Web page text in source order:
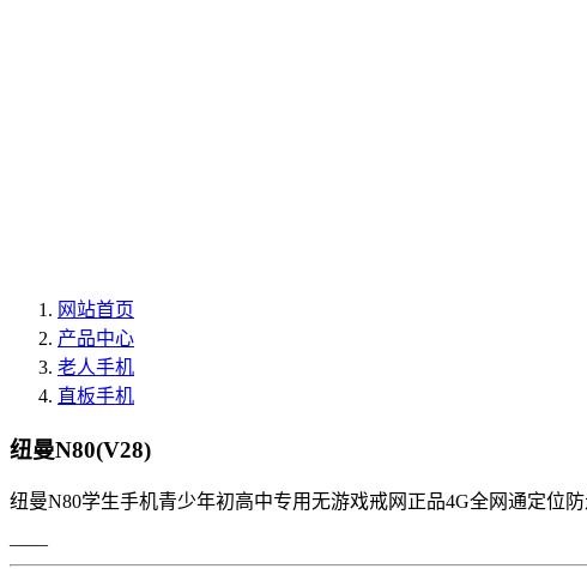
网站首页
产品中心
老人手机
直板手机
纽曼N80(V28)
纽曼N80学生手机青少年初高中专用无游戏戒网正品4G全网通定位
——